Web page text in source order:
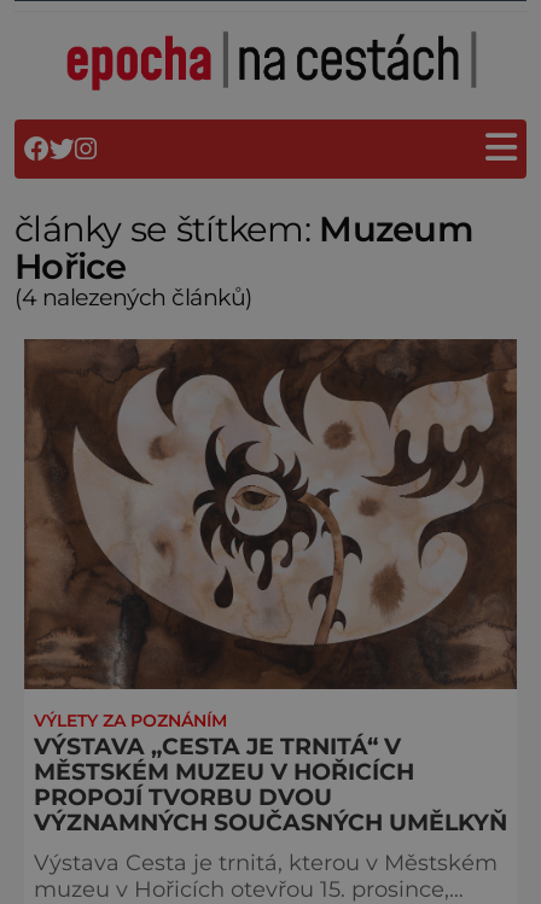
články se štítkem: Muzeum
Hořice
(4 nalezených článků)
VÝLETY ZA POZNÁNÍM
VÝSTAVA „CESTA JE TRNITÁ“ V
MĚSTSKÉM MUZEU V HOŘICÍCH
PROPOJÍ TVORBU DVOU
VÝZNAMNÝCH SOUČASNÝCH UMĚLKYŇ
Výstava Cesta je trnitá, kterou v Městském
muzeu v Hořicích otevřou 15. prosince,